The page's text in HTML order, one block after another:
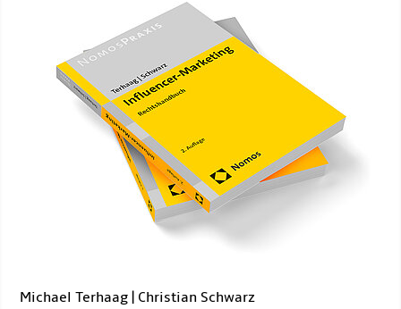
Michael Terhaag | Christian Schwarz